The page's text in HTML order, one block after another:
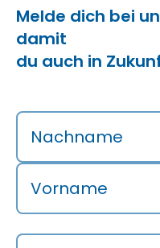
Melde dich bei
damit
du auch in
Nachname
Vorname